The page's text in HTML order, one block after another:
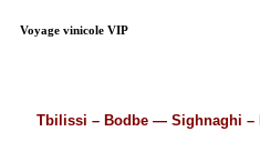
Voyage vinicole VIP
Tbilissi – Bodbe — Sighnaghi –